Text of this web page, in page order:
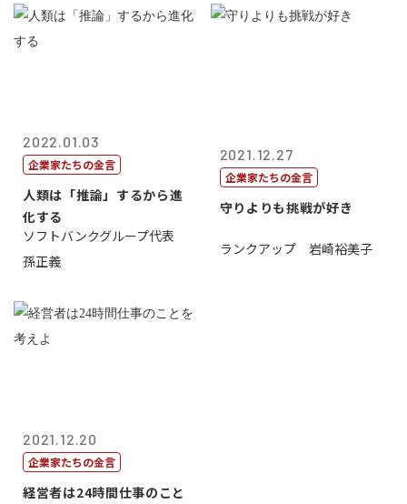
2022.01.03
企業家たちの金言
人類は「推論」するから進
化する
ソフトバンクグループ代表
孫正義
2021.12.27
企業家たちの金言
守りよりも挑戦が好き
ランクアップ 岩崎裕美子
2021.12.20
企業家たちの金言
経営者は24時間仕事のこと